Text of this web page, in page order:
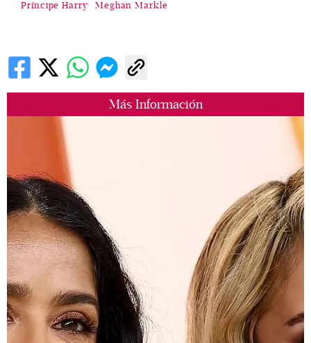
Más Información
Príncipe Harry Meghan Markle